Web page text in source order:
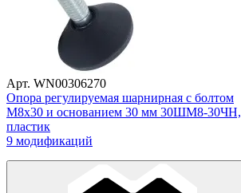
Арт. WN00306270
Опора регулируемая шарнирная с болтом
М8х30 и основанием 30 мм 30ШМ8-30ЧН,
пластик
9 модификаций